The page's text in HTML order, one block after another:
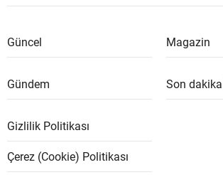
Güncel Magazin
Gündem Son
Gizlilik Politikası
Çerez (Cookie) Politikası